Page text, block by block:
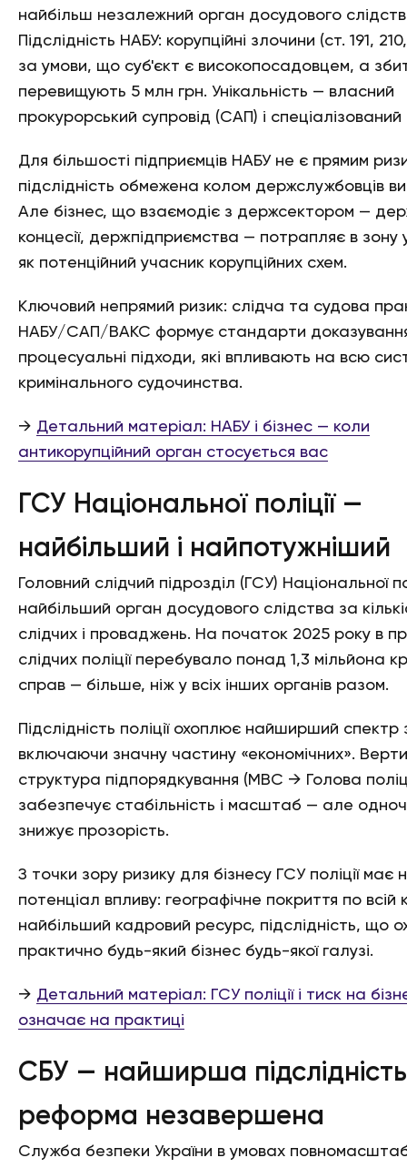
найбільш незалежний орган досудового
Підслідність НАБУ: корупційні злочини (ст. 191,
за умови, що суб'єкт є високопосадовцем, а
перевищують 5 млн грн. Унікальність — власний
прокурорський супровід (САП) і
Для більшості підприємців НАБУ не є прямим
підслідність обмежена колом держслужбовців
Але бізнес, що взаємодіє з держсектором —
концесії, держпідприємства — потрапляє в зону
як потенційний учасник корупційних схем.
Ключовий непрямий ризик: слідча та судова
НАБУ/САП/ВАКС формує стандарти
процесуальні підходи, які впливають на всю
кримінального судочинства.
→ Детальний матеріал: НАБУ і бізнес — коли
антикорупційний орган стосується вас
ГСУ Національної поліції —
найбільший і найпотужніший
Головний слідчий підрозділ (ГСУ) Національної
найбільший орган досудового слідства за
слідчих і проваджень. На початок 2025 року в
слідчих поліції перебувало понад 1,3 мільйона
справ — більше, ніж у всіх інших органів разом.
Підслідність поліції охоплює найширший спектр
включаючи значну частину «економічних».
структура підпорядкування (МВС → Голова
забезпечує стабільність і масштаб — але
знижує прозорість.
З точки зору ризику для бізнесу ГСУ поліції має
потенціал впливу: географічне покриття по всій
найбільший кадровий ресурс, підслідність, що
практично будь-який бізнес будь-якої галузі.
→ Детальний матеріал: ГСУ поліції і тиск на
означає на практиці
СБУ — найширша
реформа незавершена
Служба безпеки України в умовах